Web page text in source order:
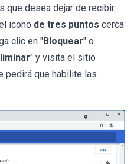
que desea dejar de recibir
icono de tres puntos cerca
clic en "Bloquear" o
" y visita el sitio
pedirá que habilite las